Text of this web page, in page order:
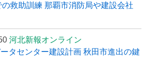
救助訓練 那覇市消防局や建設会社
河北新報オンライン
タセンター建設計画 秋田市進出の鍵